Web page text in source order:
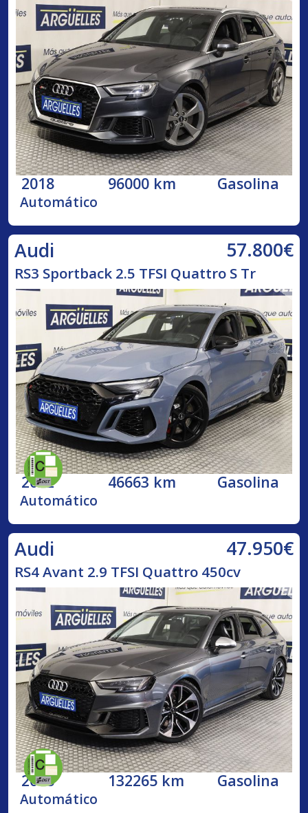
2018 96000 km Gasolina
Automático
Audi 57.800€
RS3 Sportback 2.5 TFSI Quattro S Tr
2022 46663 km Gasolina
Automático
Audi 47.950€
RS4 Avant 2.9 TFSI Quattro 450cv
2018 132265 km Gasolina
Automático